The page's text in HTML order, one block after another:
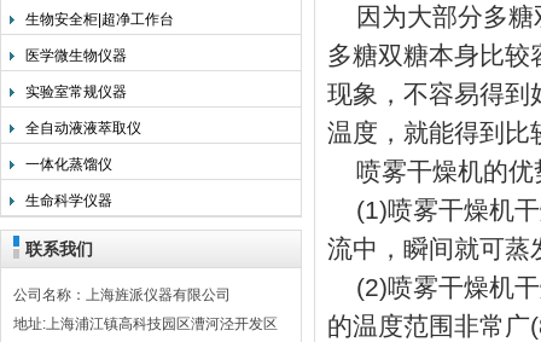
生物安全柜|超净工作台
医学微生物仪器
实验室常规仪器
全自动液液萃取仪
一体化蒸馏仪
生命科学仪器
联系我们
公司名称：上海旌派仪器有限公司
地址:上海浦江镇高科技园区漕河泾开发区
因为大部分多糖
多糖双糖本身比较
现象，不容易得到
温度，就能得到比
喷雾干燥机的优
(1)喷雾干燥机干
流中，瞬间就可蒸
(2)喷雾干燥机干
的温度范围非常